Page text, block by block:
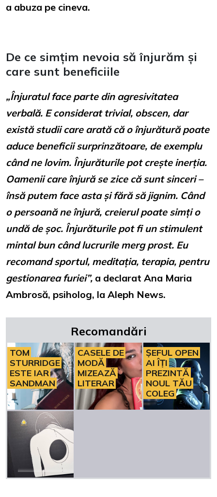
a abuza pe cineva.
De ce simțim nevoia să înjurăm și
care sunt beneficiile
„Înjuratul face parte din agresivitatea
verbală. E considerat trivial, obscen, dar
există studii care arată că o înjurătură poate
aduce beneficii surprinzătoare, de exemplu
când ne lovim. Înjurăturile pot crește inerția.
Oamenii care înjură se zice că sunt sinceri –
însă putem face asta și fără să jignim. Când
o persoană ne înjură, creierul poate simți o
undă de șoc. Înjurăturile pot fi un stimulent
mintal bun când lucrurile merg prost. Eu
recomand sportul, meditația, terapia, pentru
gestionarea furiei”, a declarat Ana Maria
Ambrosă, psiholog, la Aleph News.
Recomandări
TOM
STURRIDGE
ESTE IAR
SANDMAN
CASELE DE
MODĂ
MIZEAZĂ
LITERAR
ȘEFUL OPEN
AI ÎȚI
PREZINTĂ
NOUL TĂU
COLEG